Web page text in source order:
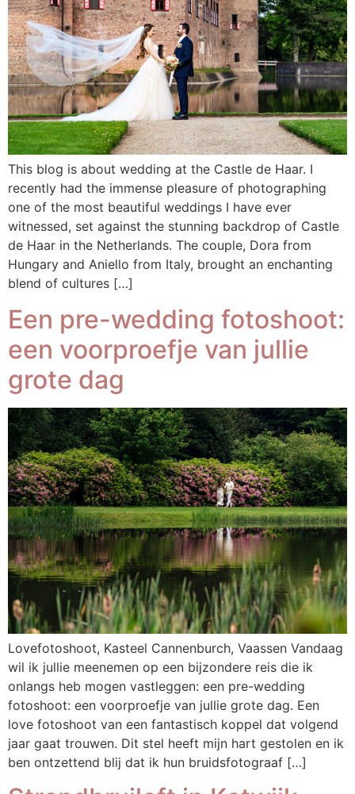
This blog is about wedding at the Castle de Haar. I
recently had the immense pleasure of photographing
one of the most beautiful weddings I have ever
witnessed, set against the stunning backdrop of Castle
de Haar in the Netherlands. The couple, Dora from
Hungary and Aniello from Italy, brought an enchanting
blend of cultures […]
Een pre-wedding fotoshoot:
een voorproefje van jullie
grote dag
Lovefotoshoot, Kasteel Cannenburch, Vaassen Vandaag
wil ik jullie meenemen op een bijzondere reis die ik
onlangs heb mogen vastleggen: een pre-wedding
fotoshoot: een voorproefje van jullie grote dag. Een
love fotoshoot van een fantastisch koppel dat volgend
jaar gaat trouwen. Dit stel heeft mijn hart gestolen en ik
ben ontzettend blij dat ik hun bruidsfotograaf […]